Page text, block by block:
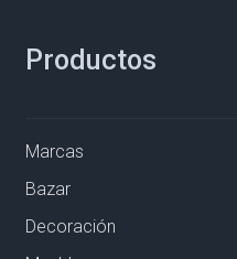
Productos
Marcas
Bazar
Decoración